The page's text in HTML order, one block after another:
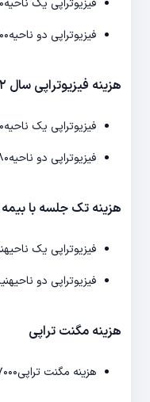
فیزیوتراپی یک ناحیه
فیزیوتراپی دو ناحیه
هزینه فیزیوتراپی سال ۱۴۰۲ با بیمه سلامت
فیزیوتراپی یک ناحیه
فیزیوتراپی دو ناحیه
هزینه تک جلسه با
فیزیوتراپی یک ناحیه
فیزیوتراپی دو ناحیه
هزینه مگنت تراپی
هزینه مگنت تراپی